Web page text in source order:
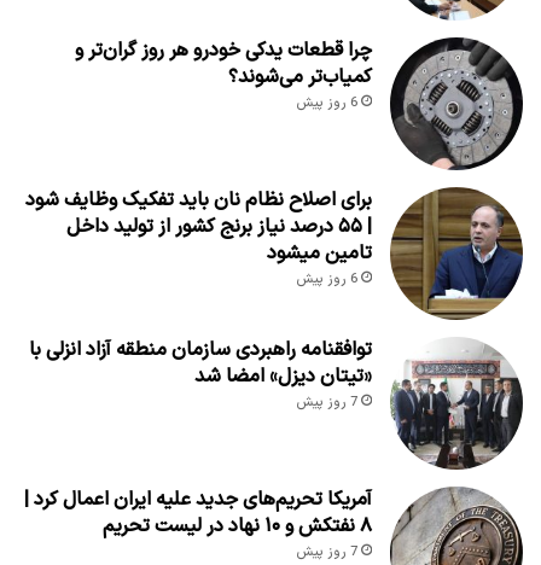
چرا قطعات یدکی خودرو هر روز گران‌تر و
کمیاب‌تر می‌شوند؟
6 روز پیش
برای اصلاح نظام نان باید تفکیک وظایف شود
| ۵۵ درصد نیاز برنج کشور از تولید داخل
تامین میشود
6 روز پیش
توافقنامه راهبردی سازمان منطقه آزاد انزلی با
«تیتان دیزل» امضا شد
7 روز پیش
آمریکا تحریم‌های جدید علیه ایران اعمال کرد |
۸ نفتکش و ۱۰ نهاد در لیست تحریم
7 روز پیش